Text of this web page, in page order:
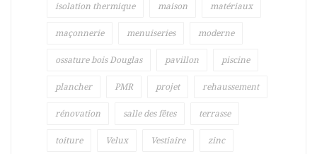
isolation thermique maison matériaux
maçonnerie menuiseries moderne
ossature bois Douglas pavillon piscine
plancher PMR projet rehaussement
rénovation salle des fêtes terrasse
toiture Velux Vestiaire zinc